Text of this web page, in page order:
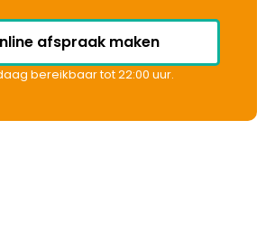
afspraak maken
bereikbaar tot 22:00 uur.